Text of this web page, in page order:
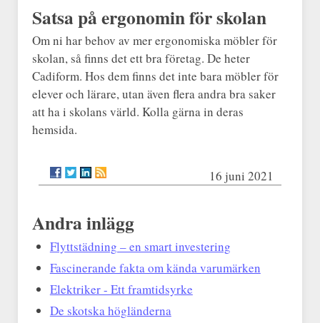
Satsa på ergonomin för skolan
Om ni har behov av mer ergonomiska möbler för
skolan, så finns det ett bra företag. De heter
Cadiform. Hos dem finns det inte bara möbler för
elever och lärare, utan även flera andra bra saker
att ha i skolans värld. Kolla gärna in deras
hemsida.
16 juni 2021
Andra inlägg
Flyttstädning – en smart investering
Fascinerande fakta om kända varumärken
Elektriker - Ett framtidsyrke
De skotska högländerna